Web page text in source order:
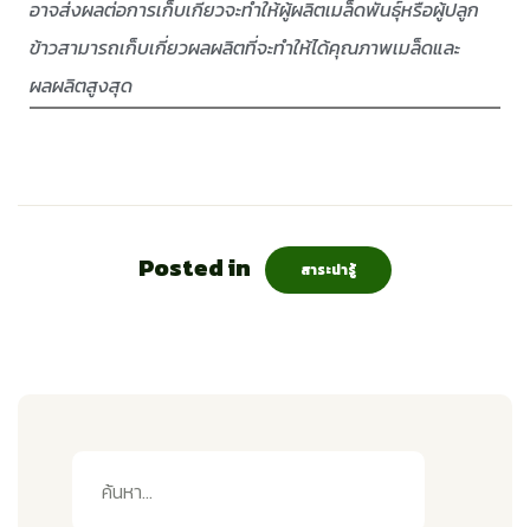
อาจส่งผลต่อการเก็บเกี่ยวจะทำให้ผู้ผลิตเมล็ดพันธุ์หรือผู้ปลูก
ข้าวสามารถเก็บเกี่ยวผลผลิตที่จะทำให้ได้คุณภาพเมล็ดและ
ผลผลิตสูงสุด
Posted in สาระน่ารู้